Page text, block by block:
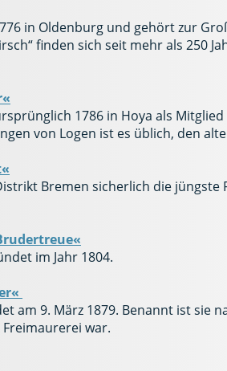
in Oldenburg und gehört zur
finden sich seit mehr als 250
1786 in Hoya als
von Logen ist es üblich, den
Bremen sicherlich die
im Jahr 1804.
am 9. März 1879. Benannt ist sie
war.